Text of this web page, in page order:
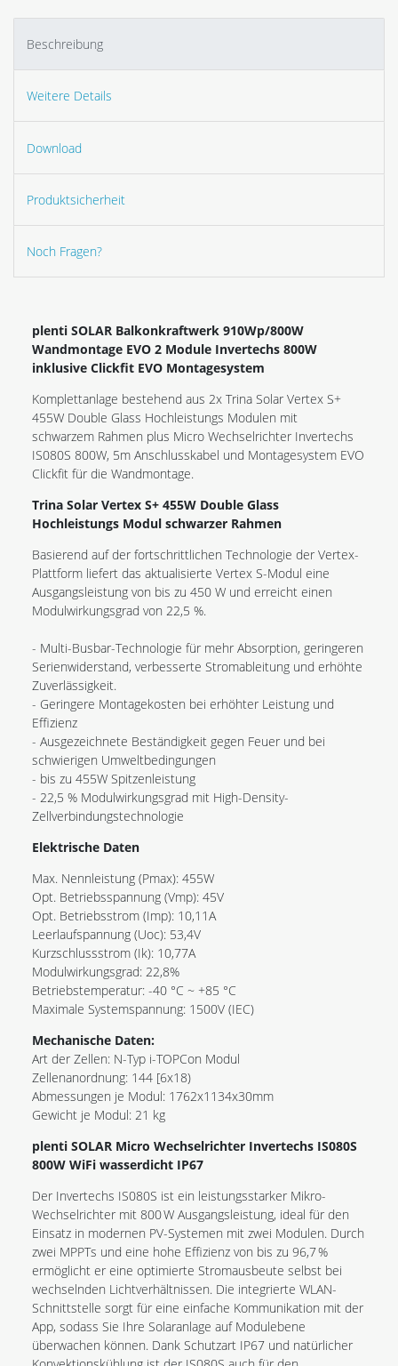
Beschreibung
Weitere Details
Download
Produktsicherheit
Noch Fragen?
plenti SOLAR Balkonkraftwerk 910Wp/800W
Wandmontage EVO 2 Module Invertechs 800W
inklusive Clickfit EVO Montagesystem
Komplettanlage bestehend aus 2x Trina Solar Vertex S+
455W Double Glass Hochleistungs Modulen mit
schwarzem Rahmen plus Micro Wechselrichter Invertechs
IS080S 800W, 5m Anschlusskabel und Montagesystem EVO
Clickfit für die Wandmontage.
Trina Solar Vertex S+ 455W Double Glass
Hochleistungs Modul schwarzer Rahmen
Basierend auf der fortschrittlichen Technologie der Vertex-
Plattform liefert das aktualisierte Vertex S-Modul eine
Ausgangsleistung von bis zu 450 W und erreicht einen
Modulwirkungsgrad von 22,5 %.
- Multi-Busbar-Technologie für mehr Absorption, geringeren
Serienwiderstand, verbesserte Stromableitung und erhöhte
Zuverlässigkeit.
- Geringere Montagekosten bei erhöhter Leistung und
Effizienz
- Ausgezeichnete Beständigkeit gegen Feuer und bei
schwierigen Umweltbedingungen
- bis zu 455W Spitzenleistung
- 22,5 % Modulwirkungsgrad mit High-Density-
Zellverbindungstechnologie
Elektrische Daten
Max. Nennleistung (Pmax): 455W
Opt. Betriebsspannung (Vmp): 45V
Opt. Betriebsstrom (Imp): 10,11A
Leerlaufspannung (Uoc): 53,4V
Kurzschlussstrom (Ik): 10,77A
Modulwirkungsgrad: 22,8%
Betriebstemperatur: -40 °C ~ +85 °C
Maximale Systemspannung: 1500V (IEC)
Mechanische Daten:
Art der Zellen: N-Typ i-TOPCon Modul
Zellenanordnung: 144 [6x18)
Abmessungen je Modul: 1762x1134x30mm
Gewicht je Modul: 21 kg
plenti SOLAR Micro Wechselrichter Invertechs IS080S
800W WiFi wasserdicht IP67
Der Invertechs IS080S ist ein leistungsstarker Mikro-
Wechselrichter mit 800 W Ausgangsleistung, ideal für den
Einsatz in modernen PV-Systemen mit zwei Modulen. Durch
zwei MPPTs und eine hohe Effizienz von bis zu 96,7 %
ermöglicht er eine optimierte Stromausbeute selbst bei
wechselnden Lichtverhältnissen. Die integrierte WLAN-
Schnittstelle sorgt für eine einfache Kommunikation mit der
App, sodass Sie Ihre Solaranlage auf Modulebene
überwachen können. Dank Schutzart IP67 und natürlicher